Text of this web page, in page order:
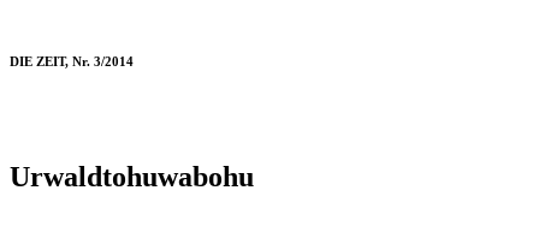
DIE ZEIT, Nr. 3/2014
Urwaldtohuwabohu